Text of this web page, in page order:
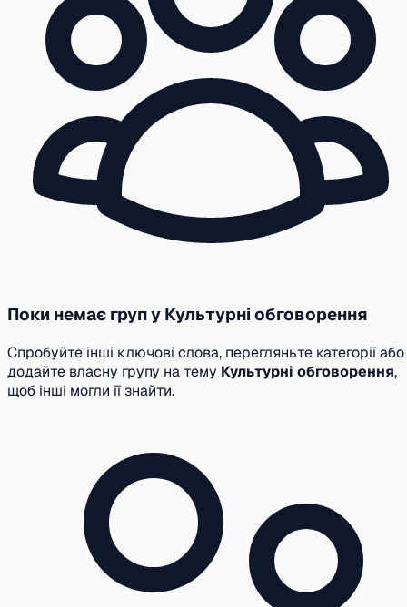
Поки немає груп у Культурні обговорення
Спробуйте інші ключові слова, перегляньте категорії або
додайте власну групу на тему Культурні обговорення,
щоб інші могли її знайти.